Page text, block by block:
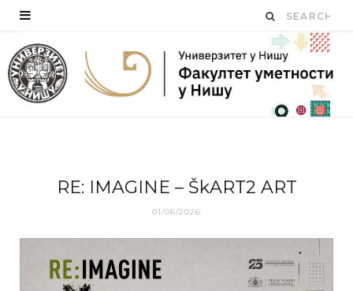
RE: IMAGINE – ŠkART2 ART
01/06/2026